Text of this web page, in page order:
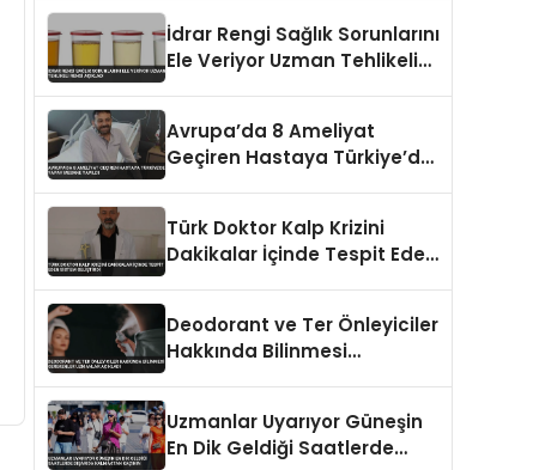
İdrar Rengi Sağlık Sorunlarını
Ele Veriyor Uzman Tehlikeli
Avrupa’da 8 Ameliyat
Geçiren Hastaya Türkiye’de
Türk Doktor Kalp Krizini
Dakikalar İçinde Tespit Eden
Deodorant ve Ter Önleyiciler
Hakkında Bilinmesi
Uzmanlar Uyarıyor Güneşin
En Dik Geldiği Saatlerde